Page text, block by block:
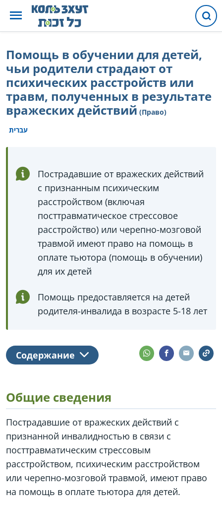
Помощь в обучении для детей,
чьи родители страдают от
психических расстройств или
травм, полученных в результате
вражеских действий (Право)
עברית
Пострадавшие от вражеских действий
с признанным психическим
расстройством (включая
посттравматическое стрессовое
расстройство) или черепно-мозговой
травмой имеют право на помощь в
оплате тьютора (помощь в обучении)
для их детей
Помощь предоставляется на детей
родителя-инвалида в возрасте 5-18 лет
Содержание
Общие сведения
Пострадавшие от вражеских действий с
признанной инвалидностью в связи с
посттравматическим стрессовым
расстройством, психическим расстройством
или черепно-мозговой травмой, имеют право
на помощь в оплате тьютора для детей.